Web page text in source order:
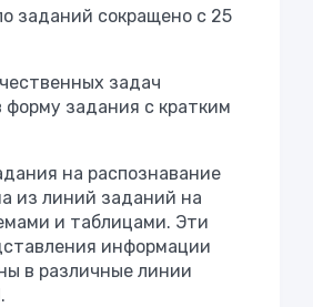
заданий сокращено с 25
задач
форму задания с кратким
на распознавание
из линий заданий на
и таблицами. Эти
информации
в различные линии